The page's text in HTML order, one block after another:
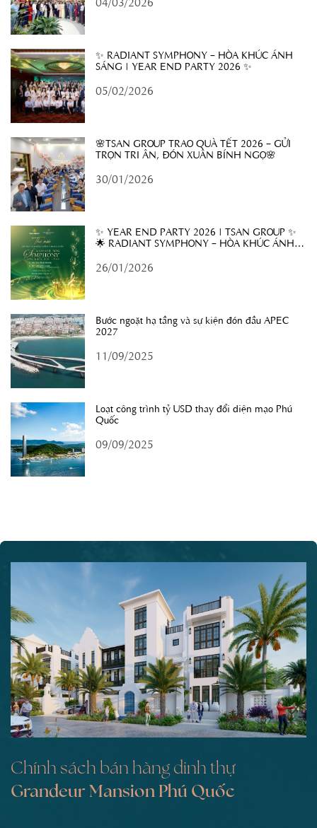
✨ RADIANT SYMPHONY – HÒA KHÚC ÁNH
SÁNG | YEAR END PARTY 2026 ✨
05/02/2026
🌸TSAN GROUP TRAO QUÀ TẾT 2026 – GỬI
TRỌN TRI ÂN, ĐÓN XUÂN BÍNH NGỌ🌸
30/01/2026
✨ YEAR END PARTY 2026 | TSAN GROUP ✨
🌟 RADIANT SYMPHONY – HÒA KHÚC ÁNH
26/01/2026
Bước ngoặt hạ tầng và sự kiện đón đầu APEC
2027
11/09/2025
Loạt công trình tỷ USD thay đổi diện mạo Phú
Quốc
09/09/2025
Chính sách bán hàng dinh thự
Grandeur Mansion Phú Quốc